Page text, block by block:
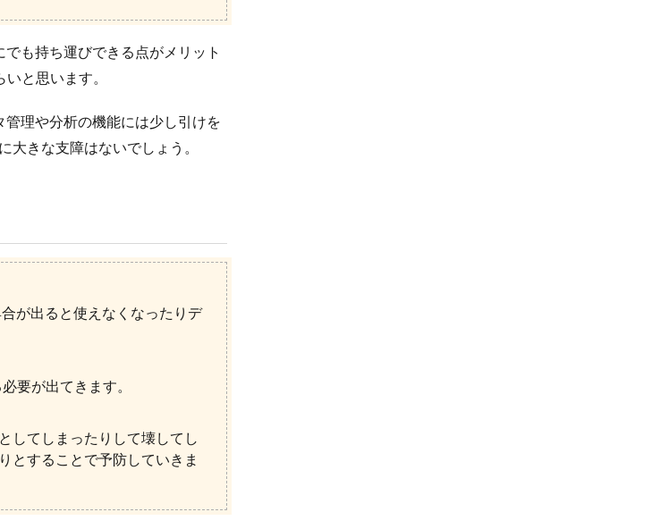
も持ち運びできる点がメリット
と思います。
理や分析の機能には少し引けを
きな支障はないでしょう。
が出ると使えなくなったりデ
要が出てきます。
してしまったりして壊してし
とすることで予防していきま